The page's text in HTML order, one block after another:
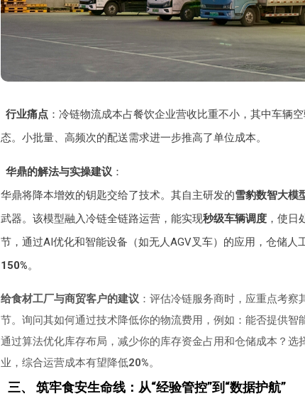
行业痛点 ：冷链物流成本占餐饮企业营收比重不小，其中车辆
态。小批量、高频次的配送需求进一步推高了单位成本。
华鼎的解法与实操建议 ：
华鼎将降本增效的钥匙交给了技术。其自主研发的雪豹数智大模
武器。该模型融入冷链全链路运营，能实现秒级车辆调度，使日
节，通过AI优化和智能设备（如无人AGV叉车）的应用，仓储人
150%。
给食材工厂与商贸客户的建议 ：评估冷链服务商时，应重点考
节。询问其如何通过技术降低你的物流费用，例如：能否提供智
通过算法优化库存布局，减少你的库存资金占用和仓储成本？选
业，综合运营成本有望降低20%。
三、 筑牢食安生命线：从“经验管控”到“数据护航”